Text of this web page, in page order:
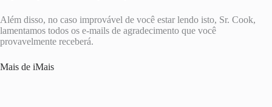
Além disso, no caso improvável de você estar lendo isto, Sr. Cook,
lamentamos todos os e-mails de agradecimento que você
provavelmente receberá.
Mais de iMais